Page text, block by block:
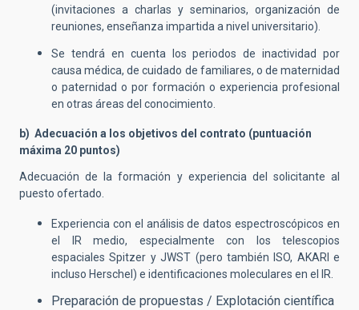
(invitaciones a charlas y seminarios, organización de
reuniones, enseñanza impartida a nivel universitario).
Se tendrá en cuenta los periodos de inactividad por
causa médica, de cuidado de familiares, o de maternidad
o paternidad o por formación o experiencia profesional
en otras áreas del conocimiento.
b) Adecuación a los objetivos del contrato (puntuación
máxima 20 puntos)
Adecuación de la formación y experiencia del solicitante al
puesto ofertado.
Experiencia con el análisis de datos espectroscópicos en
el IR medio, especialmente con los telescopios
espaciales Spitzer y JWST (pero también ISO, AKARI e
incluso Herschel) e identificaciones moleculares en el IR.
Preparación de propuestas / Explotación científica